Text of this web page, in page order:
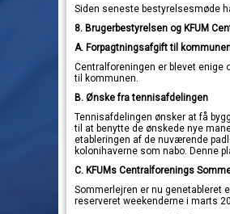
Siden seneste bestyrelsesmøde
8. Brugerbestyrelsen og KFUM
A. Forpagtningsafgift til
Centralforeningen er blevet enige
til kommunen.
B. Ønske fra tennisafdelingen
Tennisafdelingen ønsker at få
til at benytte de ønskede nye
etableringen af de nuværende
kolonihaverne som nabo. Denne
C. KFUMs Centralforenings
Sommerlejren er nu genetableret
reserveret weekenderne i marts